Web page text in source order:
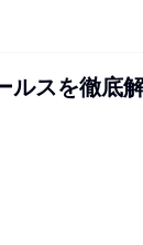
ルスを徹底